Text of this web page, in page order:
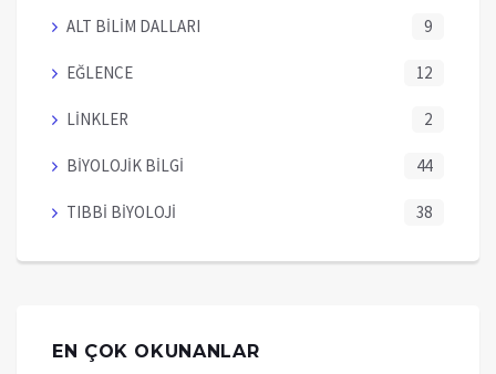
ALT BİLİM DALLARI 9
EĞLENCE 12
LİNKLER 2
BİYOLOJİK BİLGİ 44
TIBBİ BİYOLOJİ 38
EN ÇOK OKUNANLAR